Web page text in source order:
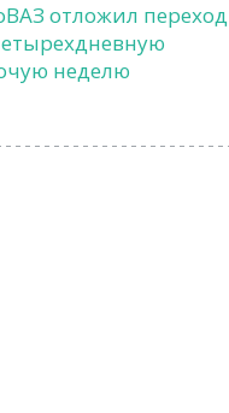
отложил переход
неделю